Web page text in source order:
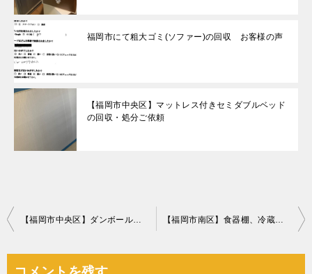
福岡市にて粗大ゴミ(ソファー)の回収 お客様の声
【福岡市中央区】マットレス付きセミダブルベッド
の回収・処分ご依頼
投
【福岡市中央区】ダンボールの回収・処分ご依頼 お客様の声 【福岡市南区】食器棚、冷蔵庫、シングルベッドの回収・処分ご依頼